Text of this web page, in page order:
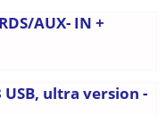
AUX- IN +
ultra version -